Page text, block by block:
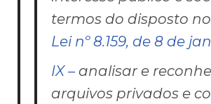
termos do disposto no
Lei nº 8.159, de 8 de
IX – analisar e
arquivos privados e